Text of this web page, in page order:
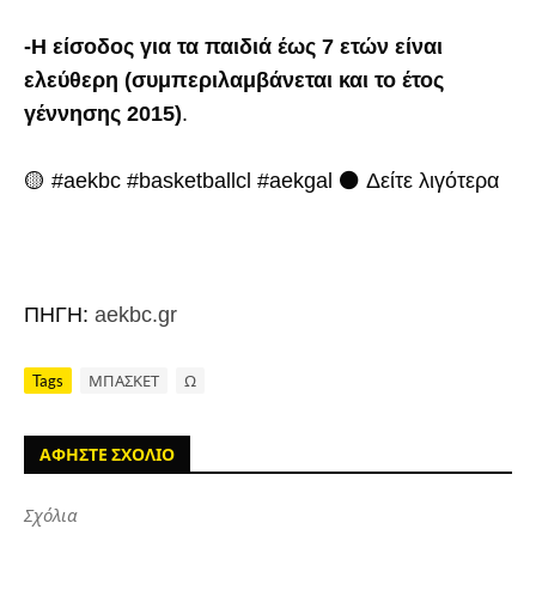
-Η είσοδος για τα παιδιά έως 7 ετών είναι
ελεύθερη (συμπεριλαμβάνεται και το έτος
γέννησης 2015).
🟡 #aekbc #basketballcl #aekgal ⚫ Δείτε λιγότερα
ΠΗΓΗ: aekbc.gr
Tags ΜΠΑΣΚΕΤ Ω
ΑΦΗΣΤΕ ΣΧΟΛΙΟ
Σχόλια